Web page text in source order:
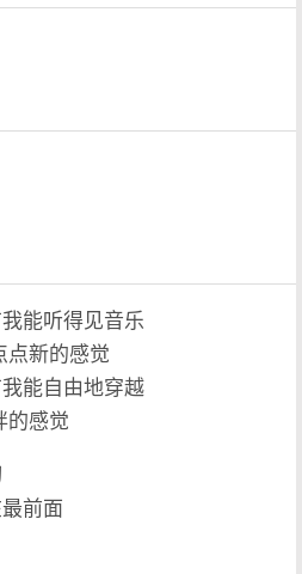
能听得见音乐
点新的感觉
能自由地穿越
的感觉
前面